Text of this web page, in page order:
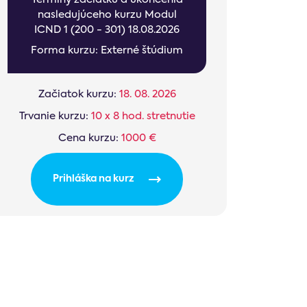
nasledujúceho kurzu Modul
ICND 1 (200 - 301) 18.08.2026
Forma kurzu: Externé štúdium
Začiatok kurzu: 18. 08. 2026
Trvanie kurzu: 10 x 8 hod. stretnutie
Cena kurzu: 1000 €
Prihláška na kurz